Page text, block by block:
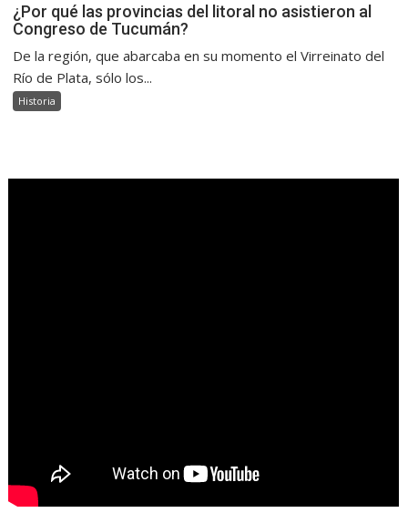
¿Por qué las provincias del litoral no asistieron al
Congreso de Tucumán?
De la región, que abarcaba en su momento el Virreinato del
Río de Plata, sólo los...
Historia